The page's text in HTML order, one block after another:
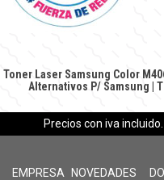
Toner Laser Samsung Color
Alternativos P/ Samsung
Precios con iva
EMPRESA NOVEDADES